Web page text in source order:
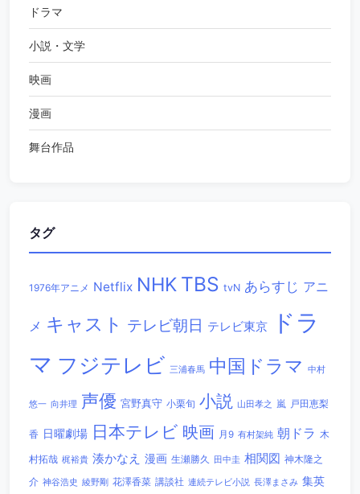
ドラマ
小説・文学
映画
漫画
舞台作品
タグ
1976年アニメ Netflix NHK TBS tvN あらすじ アニ
メ キャスト テレビ朝日 テレビ東京
ドラ
マ フジテレビ 三浦春馬 中国ドラマ 中村
悠一 向井理 声優 宮野真守 小栗旬 小説 山田孝之 嵐 戸田恵梨
香 日曜劇場 日本テレビ 映画 月9 有村架純 朝ドラ 木
村拓哉 梶裕貴 湊かなえ 漫画 生瀬勝久 田中圭 相関図 神木隆之
介 神谷浩史 綾野剛 花澤香菜 講談社 連続テレビ小説 長澤まさみ 集英